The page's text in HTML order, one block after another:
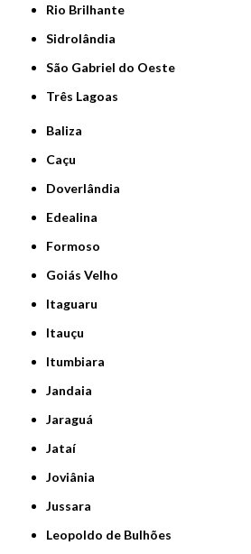
Rio Brilhante
Sidrolândia
São Gabriel do Oeste
Três Lagoas
Baliza
Caçu
Doverlândia
Edealina
Formoso
Goiás Velho
Itaguaru
Itauçu
Itumbiara
Jandaia
Jaraguá
Jataí
Joviânia
Jussara
Leopoldo de Bulhões